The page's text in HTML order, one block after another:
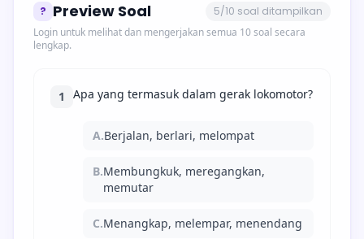
? Preview Soal
5/10 soal ditampilkan
Login untuk melihat dan mengerjakan semua 10 soal secara
lengkap.
1 Apa yang termasuk dalam gerak lokomotor?
A.Berjalan, berlari, melompat
B.Membungkuk, meregangkan,
memutar
C.Menangkap, melempar, menendang